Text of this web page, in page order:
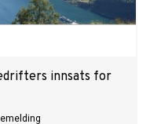
innsats for